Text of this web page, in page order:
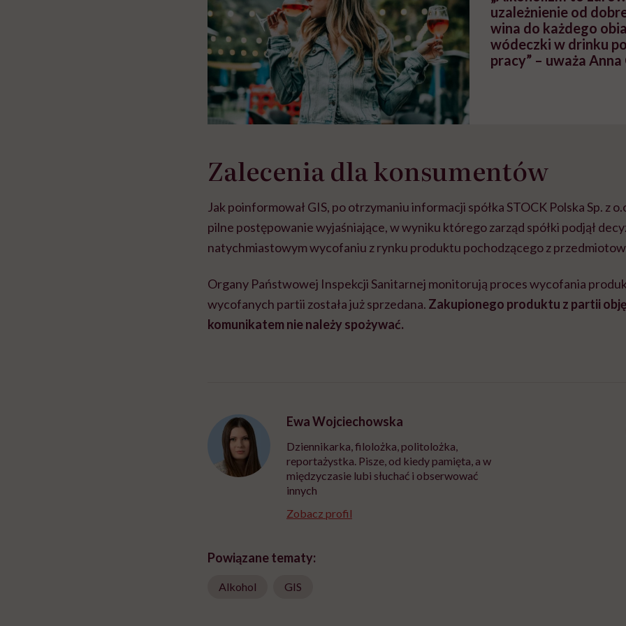
uzależnienie od
wina do każdego
wódeczki w drinku
pracy” – uważa
Zalecenia dla konsumentów
Jak poinformował GIS, po otrzymaniu informacji spółka STOCK Polska Sp. z
pilne postępowanie wyjaśniające, w wyniku którego zarząd spółki podjął
natychmiastowym wycofaniu z rynku produktu pochodzącego z
Organy Państwowej Inspekcji Sanitarnej monitorują proces wycofania
wycofanych partii została już sprzedana. Zakupionego produktu z partii
komunikatem nie należy spożywać.
Ewa Wojciechowska
Dziennikarka, filolożka, politolożka,
reportażystka. Pisze, od kiedy pamięta, a w
międzyczasie lubi słuchać i obserwować
innych
Zobacz profil
Powiązane tematy:
Alkohol GIS